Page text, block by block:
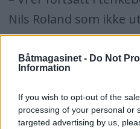
Båtmagasinet - Do Not
Information
If you wish to opt-out of the
processing of your personal or
targeted advertising by us,
Nils Roland som ikke
helt annen
videre fremover. De
funnet seg nye
de fleste sett hvor det